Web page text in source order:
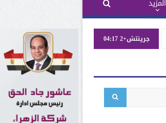
المزيد
جرينتش+2 04:17